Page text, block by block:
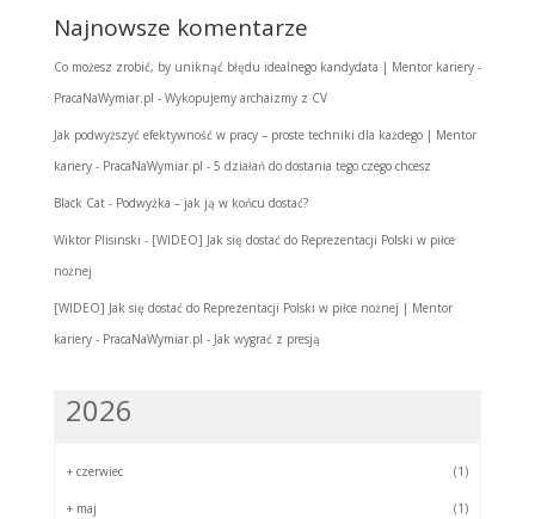
Najnowsze komentarze
Co możesz zrobić, by uniknąć błędu idealnego kandydata | Mentor kariery -
PracaNaWymiar.pl - Wykopujemy archaizmy z CV
Jak podwyższyć efektywność w pracy – proste techniki dla każdego | Mentor
kariery - PracaNaWymiar.pl - 5 działań do dostania tego czego chcesz
Black Cat- Podwyżka – jak ją w końcu dostać?
Wiktor Plisinski - [WIDEO] Jak się dostać do Reprezentacji Polski w piłce
nożnej
[WIDEO] Jak się dostać do Reprezentacji Polski w piłce nożnej | Mentor
kariery - PracaNaWymiar.pl - Jak wygrać z presją
2026
+ czerwiec (1)
+ maj (1)